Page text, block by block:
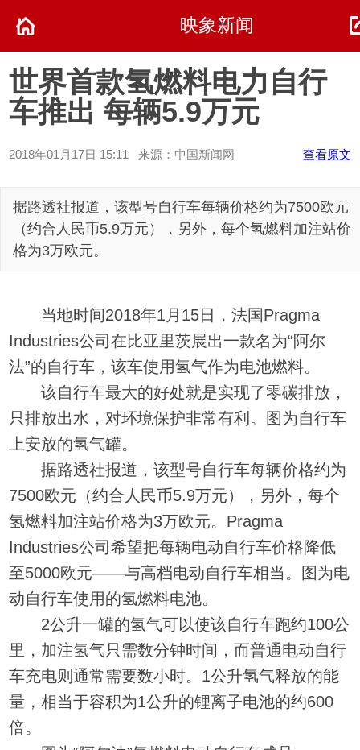
映象新闻
世界首款氢燃料电力自行
车推出 每辆5.9万元
2018年01月17日 15:11 来源：中国新闻网 查看原文
据路透社报道，该型号自行车每辆价格约为7500欧元
（约合人民币5.9万元），另外，每个氢燃料加注站价
格为3万欧元。
当地时间2018年1月15日，法国Pragma
Industries公司在比亚里茨展出一款名为“阿尔
法”的自行车，该车使用氢气作为电池燃料。
该自行车最大的好处就是实现了零碳排放，
只排放出水，对环境保护非常有利。图为自行车
上安放的氢气罐。
据路透社报道，该型号自行车每辆价格约为
7500欧元（约合人民币5.9万元），另外，每个
氢燃料加注站价格为3万欧元。Pragma
Industries公司希望把每辆电动自行车价格降低
至5000欧元——与高档电动自行车相当。图为电
动自行车使用的氢燃料电池。
2公升一罐的氢气可以使该自行车跑约100公
里，加注氢气只需数分钟时间，而普通电动自行
车充电则通常需要数小时。1公升氢气释放的能
量，相当于容积为1公升的锂离子电池的约600
倍。